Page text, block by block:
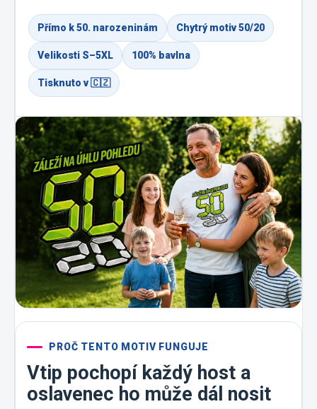
Přímo k 50. narozeninám Chytrý motiv 50/20
Velikosti S–5XL 100% bavlna
Tisknuto v 🇨🇿
PROČ TENTO MOTIV FUNGUJE
Vtip pochopí každý host a
oslavenec ho může dál nosit